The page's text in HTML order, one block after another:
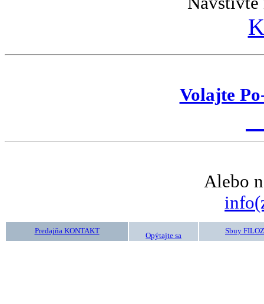
Volajte
Alebo
Predajňa KONTAKT
Opýtajte sa
Sbuy